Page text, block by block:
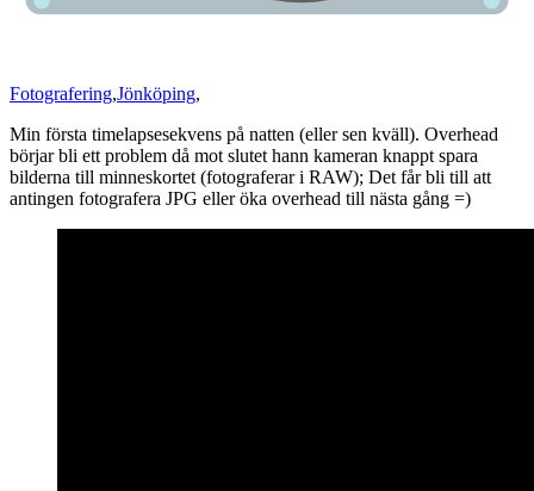
Fotografering,Jönköping,
Min första timelapsesekvens på natten (eller sen kväll). Overhead
börjar bli ett problem då mot slutet hann kameran knappt spara
bilderna till minneskortet (fotograferar i RAW); Det får bli till att
antingen fotografera JPG eller öka overhead till nästa gång =)